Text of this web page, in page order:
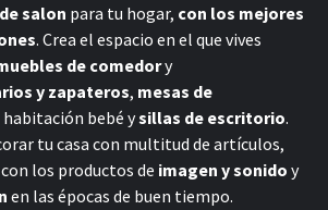
salon para tu hogar, con los mejores
. Crea el espacio en el que vives
de comedory
y zapateros, mesas de
bebé ysillas de escritorio.
tu casa con multitud de artículos,
los productos de imagen y sonido y
en las épocas de buen tiempo.